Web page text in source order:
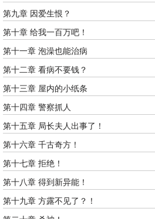
第九章 因爱生恨？
第十章 给我一百万吧！
第十一章 泡澡也能治病
第十二章 看病不要钱？
第十三章 屋内的小纸条
第十四章 警察抓人
第十五章 局长夫人出事了！
第十六章 千古奇方！
第十七章 拒绝！
第十八章 得到新异能！
第十九章 方露不见了？！